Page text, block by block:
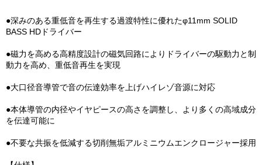
●深みのある重低音を再生する過渡特性に優れたφ11mm SOLID
BASS HDドライバー
●磁力を高める高精度設計の磁気回路によりドライバーの駆動力と制
動力を高め、重低音再生を実現
●大口径音導管で音の伝達効率を上げハイレゾ音源に対応
●本体導管の内径やイヤピースの高さを調整し、より多くの高域成分
を伝達可能に
●不要な共振を低減する切削無垢アルミニウムエンクロージャー採用